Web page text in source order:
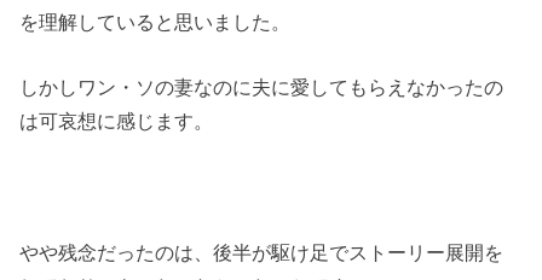
を理解していると思いました。
しかしワン・ソの妻なのに夫に愛してもらえなかったの
は可哀想に感じます。
やや残念だったのは、後半が駆け足でストーリー展開を